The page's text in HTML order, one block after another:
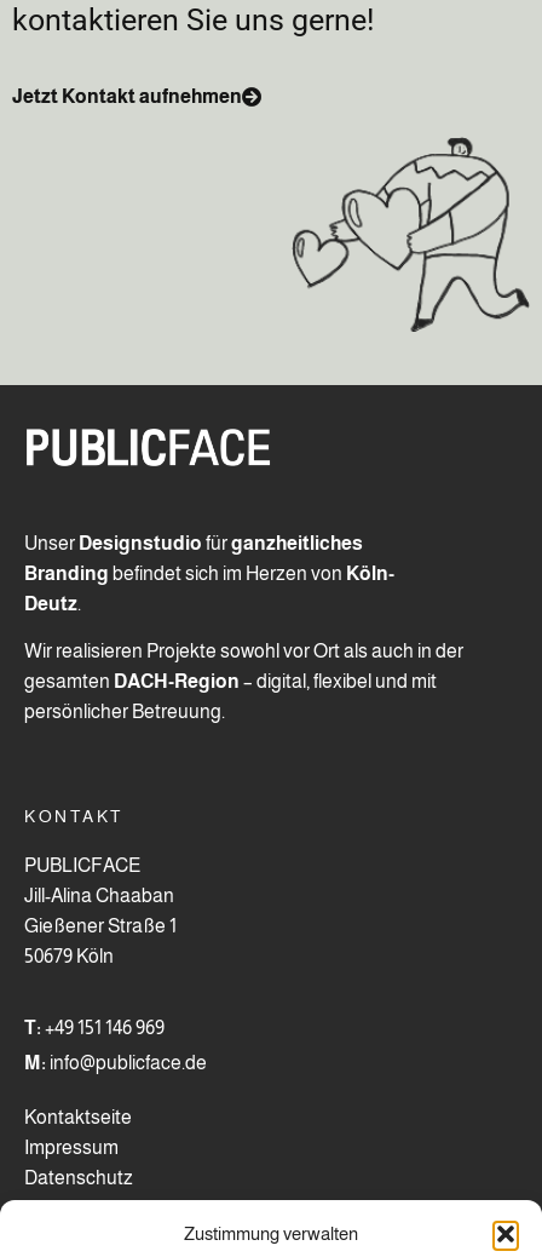
Zustimmung verwalten
kontaktieren Sie uns gerne!
Jetzt Kontakt aufnehmen
Unser Designstudio fürganzheitliches
Branding befindet sich im Herzen von Köln-
Deutz.
Wir realisieren Projekte sowohl vor Ort als auch in der
gesamten DACH-Region – digital, flexibel und mit
persönlicher Betreuung.
KONTAKT
PUBLICFACE
Jill-Alina Chaaban
Gießener Straße 1
50679 Köln
T: +49 151 146 969
M: info@publicface.de
Kontaktseite
Impressum
Datenschutz
WICHTIGE LINKS